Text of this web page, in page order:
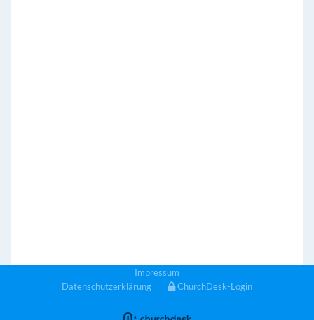
Impressum
Datenschutzerklärung
ChurchDesk-Login